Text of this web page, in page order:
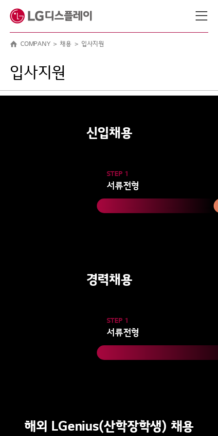
COMPANY 채용 입사지원
입사지원
신입채용
STEP 1
서류전형
경력채용
STEP 1
서류전형
해외 LGenius(산학장학생) 채용